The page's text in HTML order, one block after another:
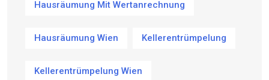
Hausräumung Mit Wertanrechnung
Hausräumung Wien Kellerentrümpelung
Kellerentrümpelung Wien